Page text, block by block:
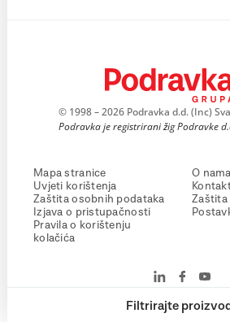
Filtrirajte
© 1998 – 2026 Podravka d.d. (Inc)
Podravka je registrirani žig Podravke
Mapa stranice
Uvjeti korištenja
Zaštita osobnih podataka
Izjava o pristupačnosti
Pravila o korištenju
kolačića
O nama